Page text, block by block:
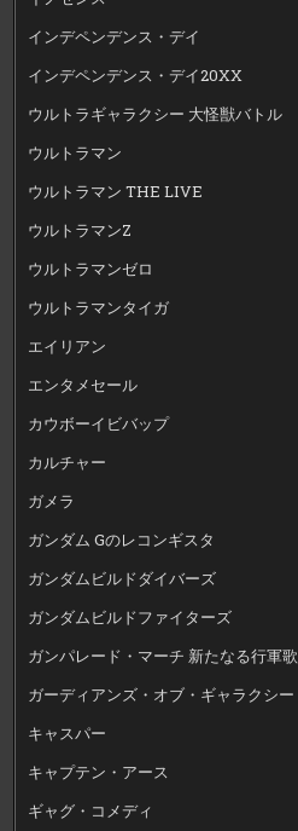
インデペンデンス・デイ
インデペンデンス・デイ20XX
ウルトラギャラクシー 大怪獣バトル
ウルトラマン
ウルトラマン THE LIVE
ウルトラマンZ
ウルトラマンゼロ
ウルトラマンタイガ
エイリアン
エンタメセール
カウボーイビバップ
カルチャー
ガメラ
ガンダム Gのレコンギスタ
ガンダムビルドダイバーズ
ガンダムビルドファイターズ
ガンパレード・マーチ 新たなる行軍歌
ガーディアンズ・オブ・ギャラクシー
キャスパー
キャプテン・アース
ギャグ・コメディ